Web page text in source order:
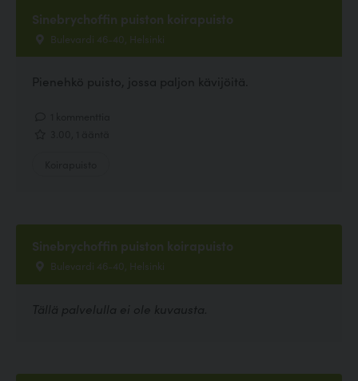
Sinebrychoffin puiston koirapuisto
Bulevardi 46-40, Helsinki
Pienehkö puisto, jossa paljon kävijöitä.
Sinebrychoffin puiston koirapuisto
Bulevardi 46-40, Helsinki
Tällä palvelulla ei ole kuvausta.